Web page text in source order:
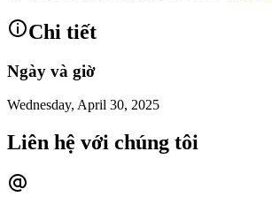
Chi tiết
Ngày và giờ
Wednesday, April 30, 2025
Liên hệ với chúng tôi